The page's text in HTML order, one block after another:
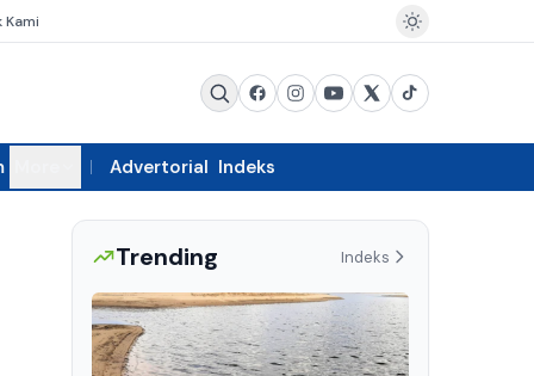
Kami
Advertorial Indeks
Trending Indeks